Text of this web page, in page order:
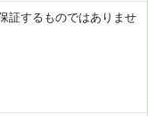
するものではありませ